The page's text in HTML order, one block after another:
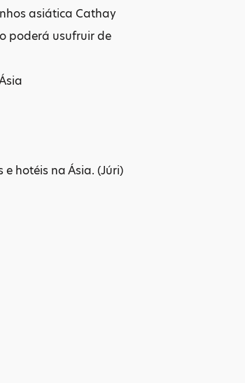
asiática Cathay
poderá usufruir de
hotéis na Ásia. (Júri)